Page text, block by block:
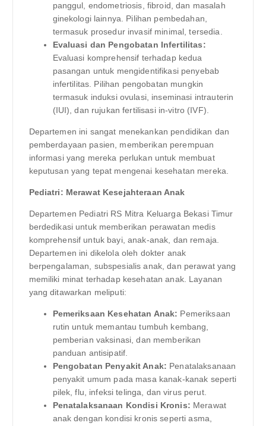
panggul, endometriosis, fibroid, dan masalah
ginekologi lainnya. Pilihan pembedahan,
termasuk prosedur invasif minimal, tersedia.
Evaluasi dan Pengobatan Infertilitas:
Evaluasi komprehensif terhadap kedua
pasangan untuk mengidentifikasi penyebab
infertilitas. Pilihan pengobatan mungkin
termasuk induksi ovulasi, inseminasi intrauterin
(IUI), dan rujukan fertilisasi in-vitro (IVF).
Departemen ini sangat menekankan pendidikan dan
pemberdayaan pasien, memberikan perempuan
informasi yang mereka perlukan untuk membuat
keputusan yang tepat mengenai kesehatan mereka.
Pediatri: Merawat Kesejahteraan Anak
Departemen Pediatri RS Mitra Keluarga Bekasi Timur
berdedikasi untuk memberikan perawatan medis
komprehensif untuk bayi, anak-anak, dan remaja.
Departemen ini dikelola oleh dokter anak
berpengalaman, subspesialis anak, dan perawat yang
memiliki minat terhadap kesehatan anak. Layanan
yang ditawarkan meliputi:
Pemeriksaan Kesehatan Anak: Pemeriksaan
rutin untuk memantau tumbuh kembang,
pemberian vaksinasi, dan memberikan
panduan antisipatif.
Pengobatan Penyakit Anak: Penatalaksanaan
penyakit umum pada masa kanak-kanak seperti
pilek, flu, infeksi telinga, dan virus perut.
Penatalaksanaan Kondisi Kronis: Merawat
anak dengan kondisi kronis seperti asma,